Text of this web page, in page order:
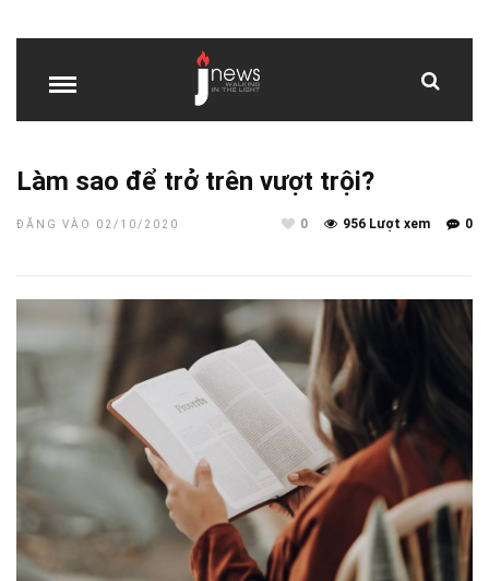
Làm sao để trở trên vượt trội?
ĐĂNG VÀO 02/10/2020 0
956 Lượt xem
0